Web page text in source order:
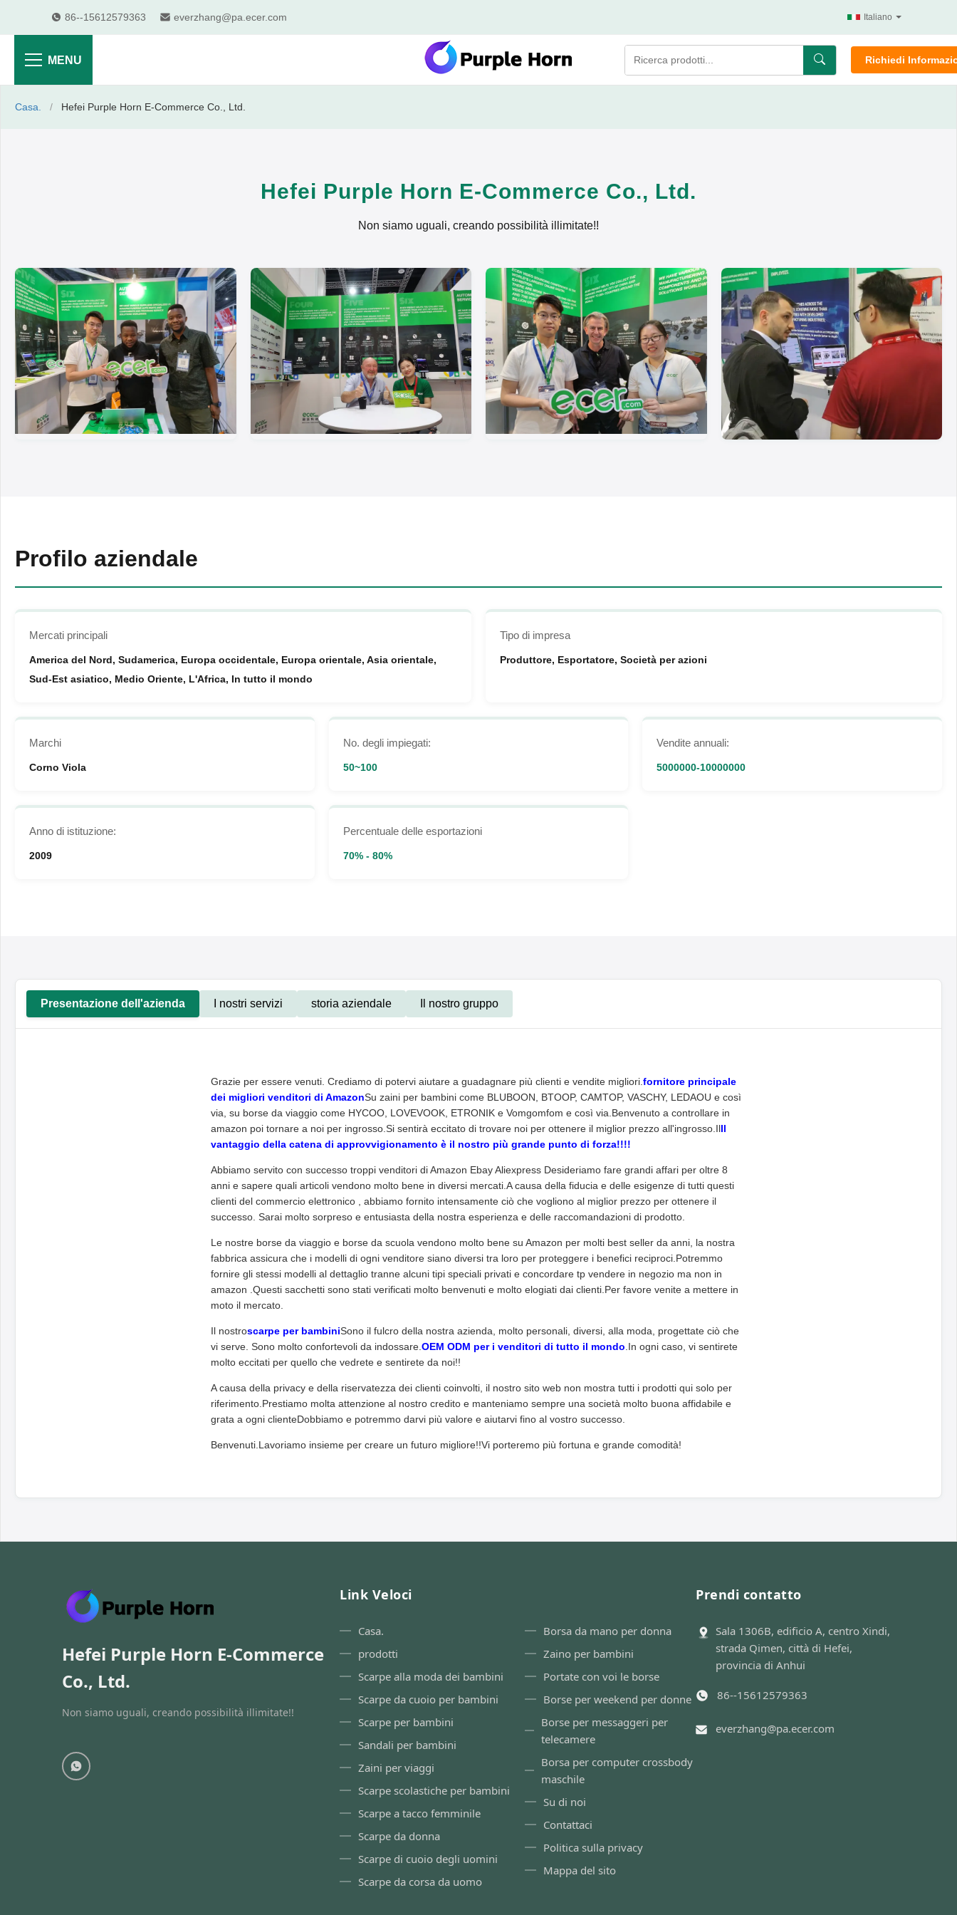
86--15612579363 everzhang@pa.ecer.com Italiano
MENU Richiedi
Casa. / Hefei Purple Horn E-Commerce Co., Ltd.
Hefei Purple Horn E-Commerce Co., Ltd.
Non siamo uguali, creando possibilità illimitate!!
Profilo aziendale
Mercati principali
America del Nord, Sudamerica, Europa occidentale, Europa orientale, Asia orientale,
Sud-Est asiatico, Medio Oriente, L'Africa, In tutto il mondo
Tipo di impresa
Produttore, Esportatore, Società per azioni
Marchi
Corno Viola
No. degli impiegati:
50~100
Vendite annuali:
5000000-10000000
Anno di istituzione:
2009
Percentuale delle esportazioni
70% - 80%
Presentazione dell'azienda I nostri servizi storia aziendale Il nostro gruppo
Grazie per essere venuti. Crediamo di potervi aiutare a guadagnare più clienti e vendite migliori. fornitore principale
dei migliori venditori di AmazonSu zaini per bambini come BLUBOON, BTOOP, CAMTOP, VASCHY, LEDAOU e così
via, su borse da viaggio come HYCOO, LOVEVOOK, ETRONIK e Vomgomfom e così via.Benvenuto a controllare in
amazon poi tornare a noi per ingrosso.Si sentirà eccitato di trovare noi per ottenere il miglior prezzo all'ingrosso.IlIl
vantaggio della catena di approvvigionamento è il nostro più grande punto di forza!!!!
Abbiamo servito con successo troppi venditori di Amazon Ebay Aliexpress Desideriamo fare grandi affari per oltre 8
anni e sapere quali articoli vendono molto bene in diversi mercati.A causa della fiducia e delle esigenze di tutti questi
clienti del commercio elettronico , abbiamo fornito intensamente ciò che vogliono al miglior prezzo per ottenere il
successo. Sarai molto sorpreso e entusiasta della nostra esperienza e delle raccomandazioni di prodotto.
Le nostre borse da viaggio e borse da scuola vendono molto bene su Amazon per molti best seller da anni, la nostra
fabbrica assicura che i modelli di ogni venditore siano diversi tra loro per proteggere i benefici reciproci.Potremmo
fornire gli stessi modelli al dettaglio tranne alcuni tipi speciali privati e concordare tp vendere in negozio ma non in
amazon .Questi sacchetti sono stati verificati molto benvenuti e molto elogiati dai clienti.Per favore venite a mettere in
moto il mercato.
Il nostroscarpe per bambiniSono il fulcro della nostra azienda, molto personali, diversi, alla moda, progettate ciò che
vi serve. Sono molto confortevoli da indossare. OEM ODM per i venditori di tutto il mondo .In ogni caso, vi sentirete
molto eccitati per quello che vedrete e sentirete da noi!!
A causa della privacy e della riservatezza dei clienti coinvolti, il nostro sito web non mostra tutti i prodotti qui solo per
riferimento.Prestiamo molta attenzione al nostro credito e manteniamo sempre una società molto buona affidabile e
grata a ogni clienteDobbiamo e potremmo darvi più valore e aiutarvi fino al vostro successo.
Benvenuti.Lavoriamo insieme per creare un futuro migliore!!Vi porteremo più fortuna e grande comodità!
Hefei Purple Horn E-Commerce
Co., Ltd.
Non siamo uguali, creando possibilità illimitate!!
Link Veloci
Casa.
prodotti
Scarpe alla moda dei bambini
Scarpe da cuoio per bambini
Scarpe per bambini
Sandali per bambini
Zaini per viaggi
Scarpe scolastiche per bambini
Scarpe a tacco femminile
Scarpe da donna
Scarpe di cuoio degli uomini
Scarpe da corsa da uomo
Borsa da mano per donna
Zaino per bambini
Portate con voi le borse
Borse per weekend per donne
Borse per messaggeri per
telecamere
Borsa per computer crossbody
maschile
Su di noi
Contattaci
Politica sulla privacy
Mappa del sito
Prendi contatto
Sala 1306B, edificio A, centro Xindi,
strada Qimen, città di Hefei,
provincia di Anhui
86--15612579363
everzhang@pa.ecer.com